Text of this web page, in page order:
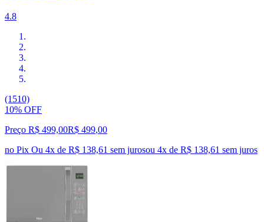
4.8
(1510)
10% OFF
Preço R$ 499,00R$ 499,00
no Pix Ou 4x de R$ 138,61 sem jurosou 4x de R$ 138,61 sem juros